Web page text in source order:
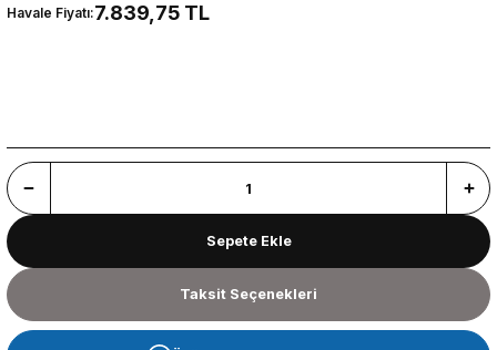
Havale Fiyatı:7.839,75 TL
Sepete Ekle
Taksit Seçenekleri